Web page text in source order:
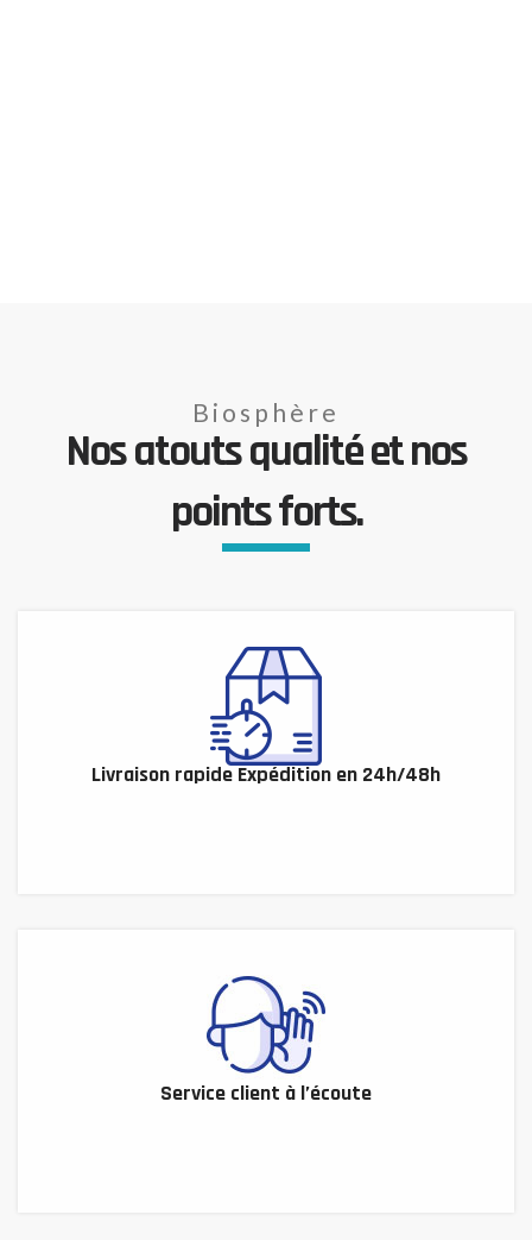
Biosphère
Nos atouts qualité et nos
points forts.
Livraison rapide Expédition en 24h/48h
Service client à l’écoute